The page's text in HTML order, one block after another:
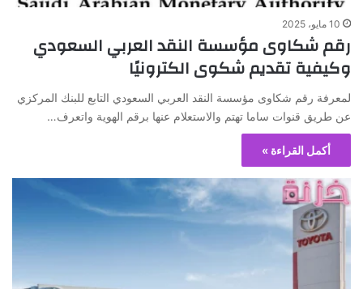
10 مايو، 2025
رقم شكاوى مؤسسة النقد العربي السعودي
وكيفية تقديم شكوى الكترونيًا
لمعرفة رقم شكاوى مؤسسة النقد العربي السعودي التابع للبنك المركزي
عن طريق قنوات ساما تهتم والاستعلام عنها برقم الهوية واتعرف…
أكمل القراءة »